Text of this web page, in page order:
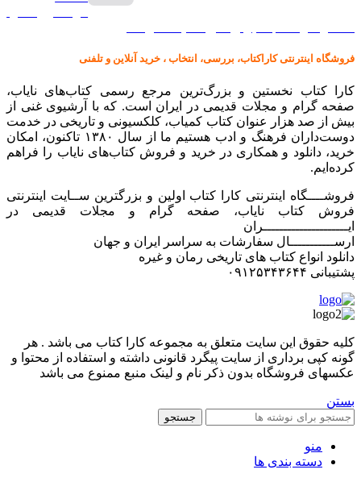
فروشگاه اینترنتی کاراکتاب، بررسی، انتخاب ، خرید آنلاین و تلفنی
کارا کتاب نخستین و بزرگ‌ترین مرجع رسمی کتاب‌های نایاب،
صفحه گرام و مجلات قدیمی در ایران است. که با آرشیوی غنی از
بیش از صد هزار عنوان کتاب کمیاب، کلکسیونی و تاریخی در خدمت
دوست‌داران فرهنگ و ادب هستیم ما از سال ۱۳۸۰ تاکنون، امکان
خرید، دانلود و همکاری در خرید و فروش کتاب‌های نایاب را فراهم
کرده‌ایم.
فروشــــگاه اینترنتی کارا کتاب اولین و بزرگترین ســایت اینترنتی
فروش کتاب نایاب، صفحه گرام و مجلات قدیمی در
ایـــــــــــــــــــــران
ارســـــــــــال سفارشات به سراسر ایران و جهان
دانلود انواع کتاب های تاریخی رمان و غیره
پشتیبانی ۰۹۱۲۵۳۴۳۶۴۴
کليه حقوق اين سايت متعلق به مجموعه کارا کتاب می باشد . هر
گونه کپی برداری از سایت پیگرد قانونی داشته و استفاده از محتوا و
عکسهای فروشگاه بدون ذکر نام و لینک منبع ممنوع می باشد
بستن
جستجو
منو
دسته بندی ها